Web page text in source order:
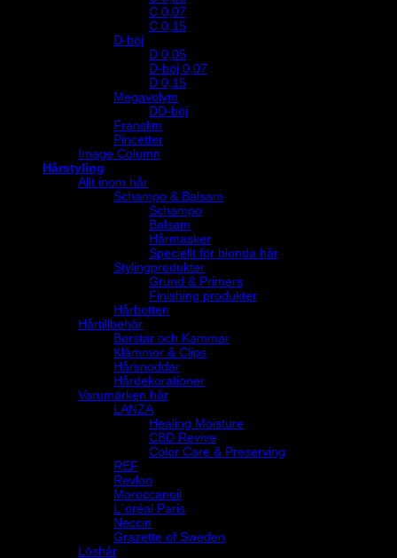
C 0,07
C 0,15
D-böj
D 0,05
D-böj 0,07
D 0,15
Megavolym
DD-böj
Franslim
Pincetter
Image Column
Hårstyling
Allt inom hår
Schampo & Balsam
Schampo
Balsam
Hårmasker
Speciellt för blonda hår
Stylingprodukter
Grund & Primers
Finishing produkter
Hårbotten
Hårtillbehör
Borstar och Kammar
Klämmor & Clips
Hårsnoddar
Hårdekorationer
Varumärken hår
LANZA
Healing Moisture
CBD Revive
Color Care & Preserving
REF
Revlon
Moroccanoil
L´oréal Paris
Neccin
Grazette of Sweden
Löshår